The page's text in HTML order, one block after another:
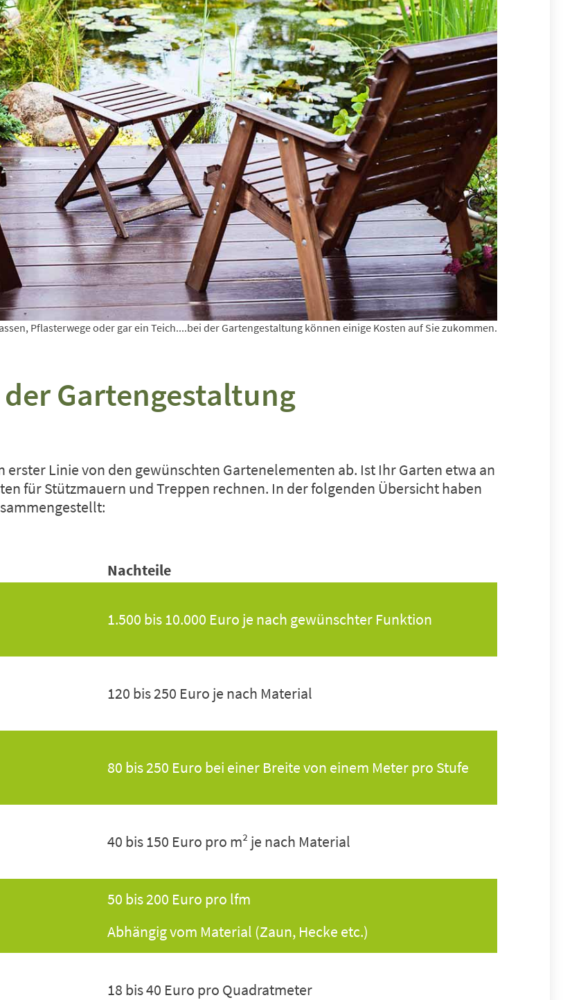
Pflasterwege oder gar ein Teich....bei der Gartengestaltung können einige Kosten auf Sie zukommen.
Gartengestaltung
Linie von den gewünschten Gartenelementen ab. Ist Ihr Garten etwa an
für Stützmauern und Treppen rechnen. In der folgenden Übersicht haben
Nachteile
1.500 bis 10.000 Euro je nach gewünschter Funktion
120 bis 250 Euro je nach Material
80 bis 250 Euro bei einer Breite von einem Meter pro Stufe
40 bis 150 Euro pro m² je nach Material
50 bis 200 Euro pro lfm
Abhängig vom Material (Zaun, Hecke etc.)
18 bis 40 Euro pro Quadratmeter